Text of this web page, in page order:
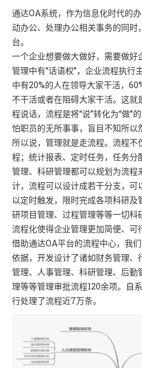
通达OA系统，作为信息化时代的
动办公、处理办公相关事务的同
台。
一个企业想要做大做好，需要做
管理中有“话语权”，企业流程执行
中有20%的人在领导大家干活，
不干活或者在阻碍大家干活。这就
程说话，流程是将“说”转化为“做”
怕职员的无所事事，盲目不知所以
所以说，管理就是走流程。流程
程；统计报表、定时任务，任务
管理、科研管理都可以规划为流
计，流程可以设计成若干分支，
以定时触发，限时完成各项科研
研项目管理、过程管理等等一切科
流程化使得企业管理更加简便、可
借助通达OA平台的流程中心，我
依据，开发设计了诸如财务管理
管理、人事管理、科研管理、后
理等等管理审批流程120余项。自
行处理了流程近7万条。